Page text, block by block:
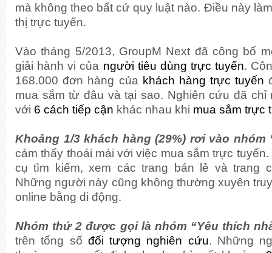
mà không theo bất cứ quy luật nào. Điều này
thị trực tuyến.
Vào tháng 5/2013, GroupM Next đã công bố
giải hành vi của người tiêu dùng trực tuyến.
168.000 đơn hàng của khách hàng trực tuyến
mua sắm từ đâu và tại sao. Nghiên cứu đã chỉ
với 6 cách tiếp cận khác nhau khi mua sắm trực
Khoảng 1/3 khách hàng (29%) rơi vào nhóm
cảm thấy thoải mái với việc mua sắm trực
cụ tìm kiếm, xem các trang bán lẻ và trang
Những người này cũng không thường xuyên
online bằng di động.
Nhóm thứ 2 được gọi là nhóm “Yêu thích
trên tổng số đối tượng nghiên cứu. Những